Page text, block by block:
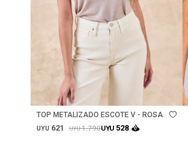
Talle
TOP METALIZADO ESCOTE V - ROSA
UYU 621 UYU1.790UYU 528